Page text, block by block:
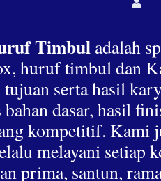
Timbul adalah
huruf timbul dan
tujuan serta hasil
dasar, hasil
kompetitif. Kami
melayani setiap
prima, santun,